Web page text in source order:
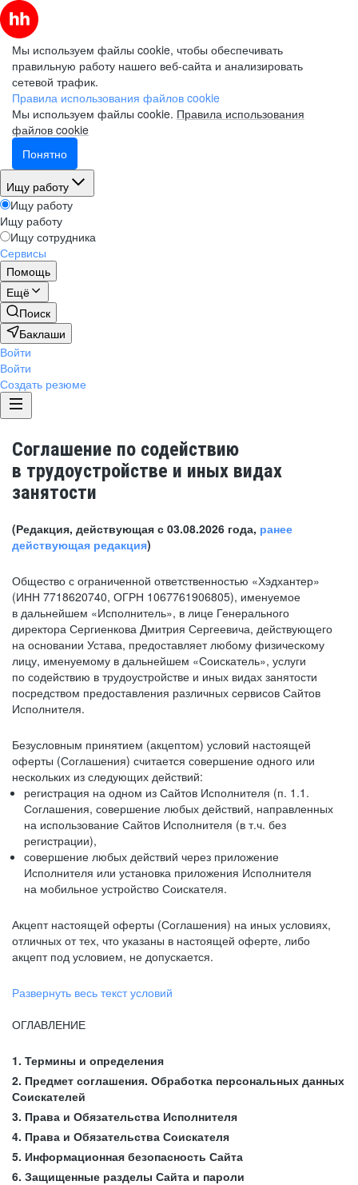
Мы используем файлы cookie, чтобы обеспечивать
правильную работу нашего веб-сайта и анализировать
сетевой трафик.
Правила использования файлов cookie
Мы используем файлы cookie. Правила использования
файлов cookie
Понятно
Ищу работу
Ищу работу
Ищу работу
Ищу сотрудника
Сервисы
Помощь
Ещё
Поиск
Баклаши
Войти
Войти
Создать резюме
Соглашение по содействию
в трудоустройстве и иных видах
занятости
(Редакция, действующая с 03.08.2026 года, ранее
действующая редакция)
Общество с ограниченной ответственностью «Хэдхантер»
(ИНН 7718620740, ОГРН 1067761906805), именуемое
в дальнейшем «Исполнитель», в лице Генерального
директора Сергиенкова Дмитрия Сергеевича, действующего
на основании Устава, предоставляет любому физическому
лицу, именуемому в дальнейшем «Соискатель», услуги
по содействию в трудоустройстве и иных видах занятости
посредством предоставления различных сервисов Сайтов
Исполнителя.
Безусловным принятием (акцептом) условий настоящей
оферты (Соглашения) считается совершение одного или
нескольких из следующих действий:
регистрация на одном из Сайтов Исполнителя (п. 1.1.
Соглашения, совершение любых действий, направленных
на использование Сайтов Исполнителя (в т.ч. без
регистрации),
совершение любых действий через приложение
Исполнителя или установка приложения Исполнителя
на мобильное устройство Соискателя.
Акцепт настоящей оферты (Соглашения) на иных условиях,
отличных от тех, что указаны в настоящей оферте, либо
акцепт под условием, не допускается.
Развернуть весь текст условий
ОГЛАВЛЕНИЕ
1. Термины и определения
2. Предмет соглашения. Обработка персональных данных
Соискателей
3. Права и Обязательства Исполнителя
4. Права и Обязательства Соискателя
5. Информационная безопасность Сайта
6. Защищенные разделы Сайта и пароли